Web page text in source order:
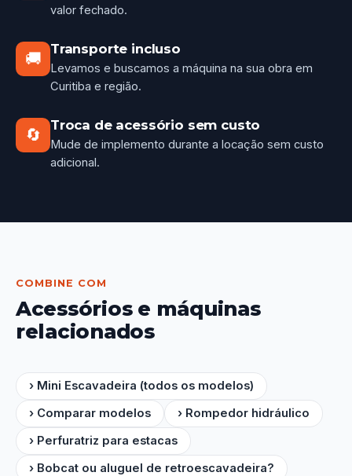
valor fechado.
🚚
Transporte incluso
Levamos e buscamos a máquina na sua obra em
Curitiba e região.
🔄
Troca de acessório sem custo
Mude de implemento durante a locação sem custo
adicional.
COMBINE COM
Acessórios e máquinas
relacionados
› Mini Escavadeira (todos os modelos)
› Comparar modelos
› Rompedor hidráulico
› Perfuratriz para estacas
› Bobcat ou aluguel de retroescavadeira?